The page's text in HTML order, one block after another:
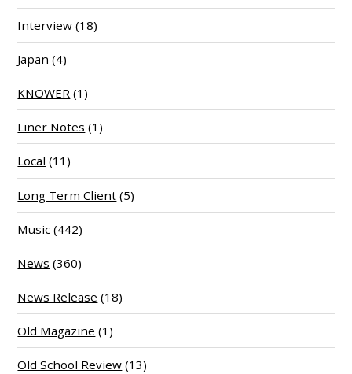
Interview (18)
Japan (4)
KNOWER (1)
Liner Notes (1)
Local (11)
Long Term Client (5)
Music (442)
News (360)
News Release (18)
Old Magazine (1)
Old School Review (13)